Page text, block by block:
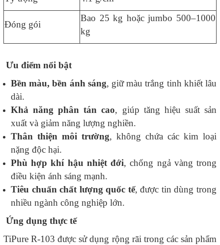
Đóng gói
Bao 25 kg hoặc jumbo 500–1000
kg
Ưu điểm nổi bật
Bền màu, bền ánh sáng, giữ màu trắng tinh khiết lâu
dài.
Khả năng phân tán cao, giúp tăng hiệu suất sản
xuất và giảm năng lượng nghiền.
Thân thiện môi trường, không chứa các kim loại
nặng độc hại.
Phù hợp khí hậu nhiệt đới, chống ngả vàng trong
điều kiện ánh sáng mạnh.
Tiêu chuẩn chất lượng quốc tế, được tin dùng trong
nhiều ngành công nghiệp lớn.
Ứng dụng thực tế
TiPure R-103 được sử dụng rộng rãi trong các sản phẩm